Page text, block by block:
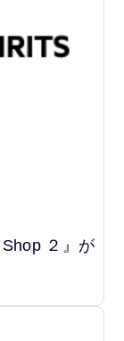
２』が